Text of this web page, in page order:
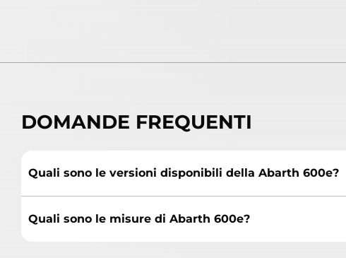
DOMANDE FREQUENTI
Quali sono le versioni disponibili della Abarth 600e?
Quali sono le misure di Abarth 600e?